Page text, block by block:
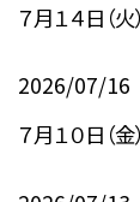
７月１４日（火）
2026/07/16
７月１０日（金）